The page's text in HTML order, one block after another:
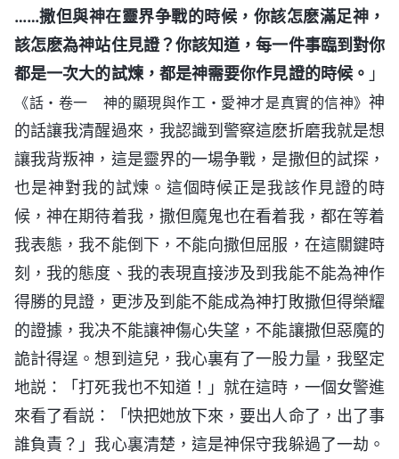
……撒但與神在靈界争戰的時候，你該怎麽滿足神，
該怎麽為神站住見證？你該知道，每一件事臨到對你
都是一次大的試煉，都是神需要你作見證的時候。 」
《話・卷一 神的顯現與作工・愛神才是真實的信神》 神
的話讓我清醒過來，我認識到警察這麽折磨我就是想
讓我背叛神，這是靈界的一場争戰，是撒但的試探，
也是神對我的試煉。這個時候正是我該作見證的時
候，神在期待着我，撒但魔鬼也在看着我，都在等着
我表態，我不能倒下，不能向撒但屈服，在這關鍵時
刻，我的態度、我的表現直接涉及到我能不能為神作
得勝的見證，更涉及到能不能成為神打敗撒但得榮耀
的證據，我决不能讓神傷心失望，不能讓撒但惡魔的
詭計得逞。想到這兒，我心裏有了一股力量，我堅定
地説：「打死我也不知道！」就在這時，一個女警進
來看了看説：「快把她放下來，要出人命了，出了事
誰負責？」我心裏清楚，這是神保守我躲過了一劫。